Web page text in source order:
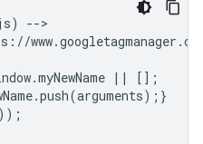
-->
|| [];